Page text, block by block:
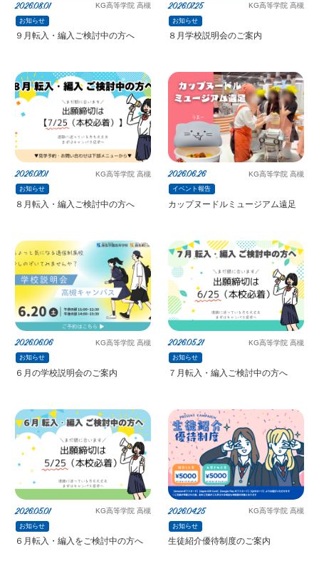
2026.08.01 KG高等学院 高槻
お知らせ
９月転入・編入ご検討中の方へ
2026.07.25 KG高等学院 高槻
お知らせ
８月学校説明会のご案内
2026.07.01 KG高等学院 高槻
お知らせ
８月転入・編入ご検討中の方へ
2026.06.26 KG高等学院 高槻
イベント報告
カップヌードルミュージアム遠足
2026.06.06 KG高等学院 高槻
お知らせ
６月の学校説明会のご案内
2026.05.21 KG高等学院 高槻
お知らせ
2026.05.01 KG高等学院 高槻
お知らせ
６月転入・編入をご検討中の方へ
2026.04.25 KG高等学院 高槻
お知らせ
生徒紹介優待制度のご案内